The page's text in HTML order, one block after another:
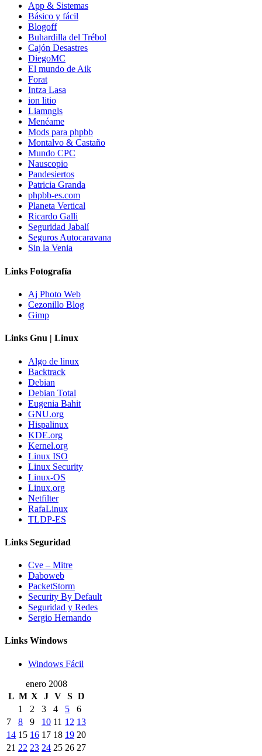
App & Sistemas
Básico y fácil
Blogoff
Buhardilla del Trébol
Cajón Desastres
DiegoMC
El mundo de Aik
Forat
Intza Lasa
ion litio
Liamngls
Menéame
Mods para phpbb
Montalvo & Castaño
Mundo CPC
Nauscopio
Pandesiertos
Patricia Granda
phpbb-es.com
Planeta Vertical
Ricardo Galli
Seguridad Jabalí
Seguros Autocaravana
Sin la Venia
Links Fotografía
Aj Photo Web
Cezonillo Blog
Gimp
Links Gnu | Linux
Algo de linux
Backtrack
Debian
Debian Total
Eugenia Bahit
GNU.org
Hispalinux
KDE.org
Kernel.org
Linux ISO
Linux Security
Linux-OS
Linux.org
Netfilter
RafaLinux
TLDP-ES
Links Seguridad
Cve – Mitre
Daboweb
PacketStorm
Security By Default
Seguridad y Redes
Sergio Hernando
Links Windows
Windows Fácil
enero 2008
L M X J V S D
1
2 3 4 5
6
7
8 9 10 11 12 13
14 15 16 17 18 19 20
21 22 23 24 25 26 27